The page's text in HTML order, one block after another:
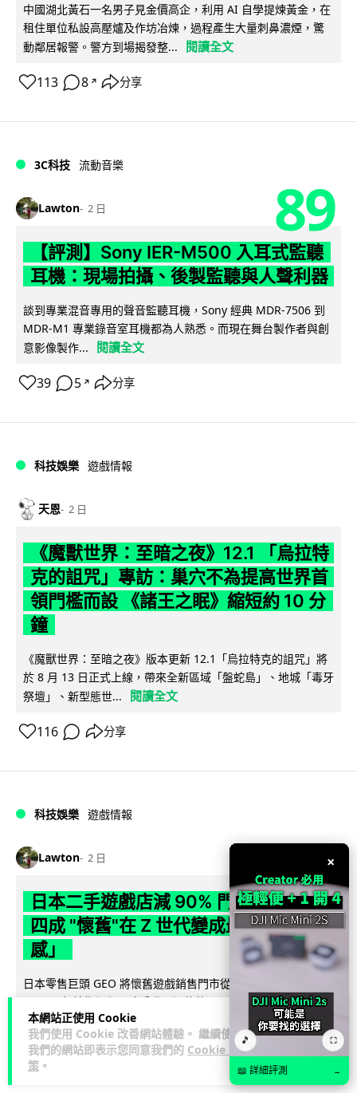
本網站正使用 Cookie
我們使用 Cookie 改善網站體驗。 繼續使用
我們的網站即表示您同意我們的 Cookie 政
策 。
中國湖北黃石一名男子見金價高企，利用 AI 自學提煉黃金，在
租住單位私設高壓爐及作坊冶煉，過程產生大量刺鼻濃煙，驚
動鄰居報警。警方到場揭發整...
閱讀全文
113 8 ↗ 分享
3C科技 流動音樂
Lawton 2 日 89
【評測】Sony IER-M500 入耳式監聽
耳機：現場拍攝、後製監聽與人聲利器
談到專業混音專用的聲音監聽耳機，Sony 經典 MDR-7506 到
MDR-M1 專業錄音室耳機都為人熟悉。而現在舞台製作者與創
意影像製作...
閱讀全文
39 5 ↗ 分享
科技娛樂 遊戲情報
天恩 2 日
《魔獸世界：至暗之夜》12.1 「烏拉特
克的詛咒」專訪：巢穴不為提高世界首
領門檻而設 《諸王之眠》縮短約 10 分
鐘
《魔獸世界：至暗之夜》版本更新 12.1「烏拉特克的詛咒」將
於 8 月 13 日正式上線，帶來全新區域「盤蛇島」、地城「毒牙
祭壇」、新型態世...
閱讀全文
116 分享
科技娛樂 遊戲情報
Lawton 2 日
日本二手遊戲店減 90% 門市 業績反增
四成 "懷舊"在 Z 世代變成最潮「新鮮
感」
日本零售巨頭 GEO 將懷舊遊戲銷售門市從 1,000 間大幅減至
99 間，但銷售額卻不降反升至過往的 1.4 倍。做到「減店增
收」奇蹟，...
閱讀全文
262 20 ↗ 分享
×
🎵 ⛶
📖 詳細評測 →